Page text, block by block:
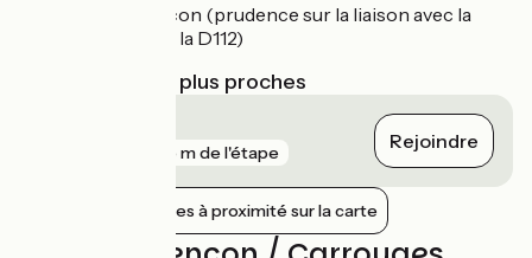
Gare d'Alençon (prudence sur la liaison avec la
traversée de la D112)
Gares SNCF les plus proches
425 m de l'étape Rejoindre
Afficher les gares à proximité sur la carte